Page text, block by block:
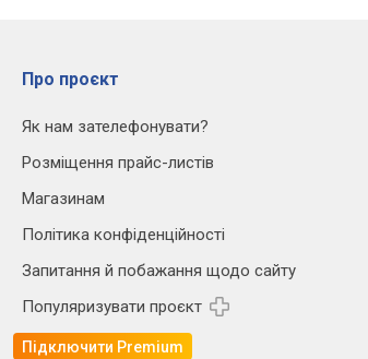
Про проєкт
Як нам зателефонувати?
Розміщення прайс-листів
Магазинам
Політика конфіденційності
Запитання й побажання щодо сайту
Популяризувати проєкт
Підключити Premium